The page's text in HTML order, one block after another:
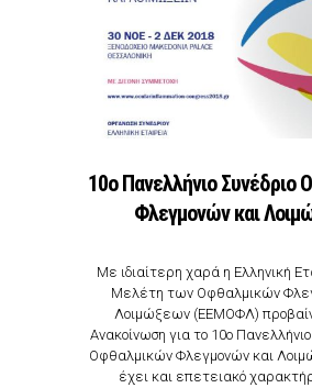
10o Πανελλήνιο Συνέδριο
Φλεγμονών και
Με ιδιαίτερη χαρά η Ελληνική
Μελέτη των Οφθαλμικών
Λοιμώξεων (ΕΕΜΟΦΛ)
Ανακοίνωση για το 10ο
Οφθαλμικών Φλεγμονών και
έχει και επετειακό